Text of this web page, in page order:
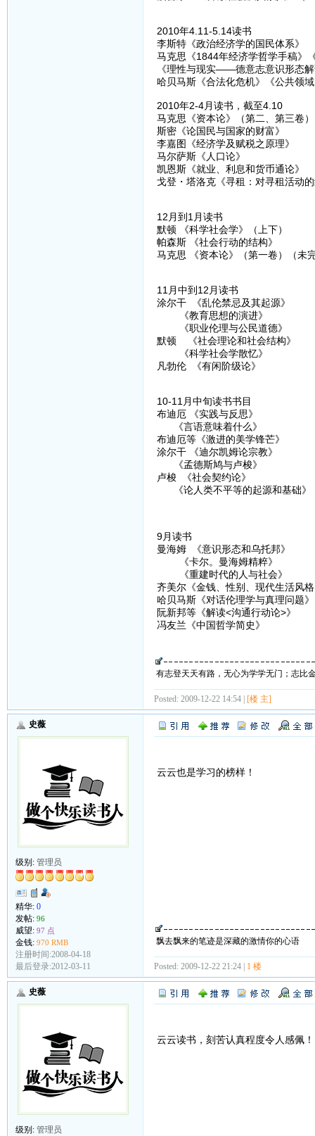
2010年4.11-5.14读书
李斯特《政治经济学的国民体系》
马克思《1844年经济学哲学手稿》
《理性与现实——德意志意识形态
哈贝马斯《合法化危机》《公共领
2010年2-4月读书，截至4.10
马克思《资本论》（第二、第三卷）
斯密《论国民与国家的财富》
李嘉图《经济学及赋税之原理》
马尔萨斯《人口论》
凯恩斯《就业、利息和货币通论》
戈登・塔洛克《寻租：对寻租活动
12月到1月读书
默顿 《科学社会学》（上下）
帕森斯 《社会行动的结构》
马克思 《资本论》（第一卷）（未
11月中到12月读书
涂尔干 《乱伦禁忌及其起源》
《教育思想的演进》
《职业伦理与公民道德》
默顿 《社会理论和社会结构》
《科学社会学散忆》
凡勃伦 《有闲阶级论》
10-11月中旬读书书目
布迪厄 《实践与反思》
《言语意味着什么》
布迪厄等《激进的美学锋芒》
涂尔干 《迪尔凯姆论宗教》
《孟德斯鸠与卢梭》
卢梭 《社会契约论》
《论人类不平等的起源和基础》
9月读书
曼海姆 《意识形态和乌托邦》
《卡尔。曼海姆精粹》
《重建时代的人与社会》
齐美尔《金钱、性别、现代生活风
哈贝马斯《对话伦理学与真理问题》
阮新邦等《解读<沟通行动论>》
冯友兰《中国哲学简史》
有志登天天有路，无心为学学无门；志比
Posted: 2009-12-22 14:54 | [楼 主]
史薇
级别: 管理员
精华: 0
发帖: 96
威望: 97 点
金钱: 970 RMB
注册时间:2008-04-18
最后登录:2012-03-11
云云也是学习的榜样！
飘去飘来的笔迹是深藏的激情你的心语
Posted: 2009-12-22 21:24 | 1 楼
史薇
级别: 管理员
云云读书，刻苦认真程度令人感佩！